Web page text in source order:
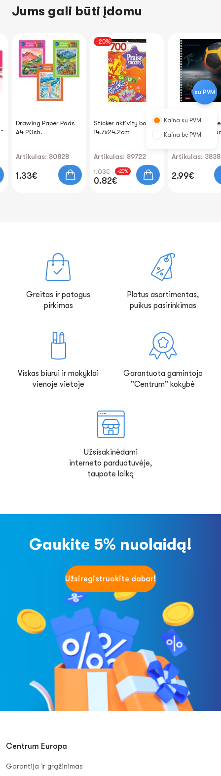
Jums gali būti įdomu
Drawing Paper Pads
A4 20sh.
Artikulas: 80828
1.33€
-20%
Sticker aktivity book
14.7x24.2cm
Artikulas: 89722
1.03€ -20%
0.82€
Notebook
96sh. spiral
Artikulas:
2.99€
su PVM
Kaina su PVM
Kaina be PVM
Greitas ir patogus
pirkimas
Platus asortimentas,
puikus pasirinkimas
Viskas biurui ir mokyklai
vienoje vietoje
Garantuota gamintojo
"Centrum" kokybė
Užsisakinėdami
interneto parduotuvėje,
taupote laiką
Gaukite 5% nuolaidą!
Užsiregistruokite dabar!
Centrum Europa
Garantija ir grąžinimas